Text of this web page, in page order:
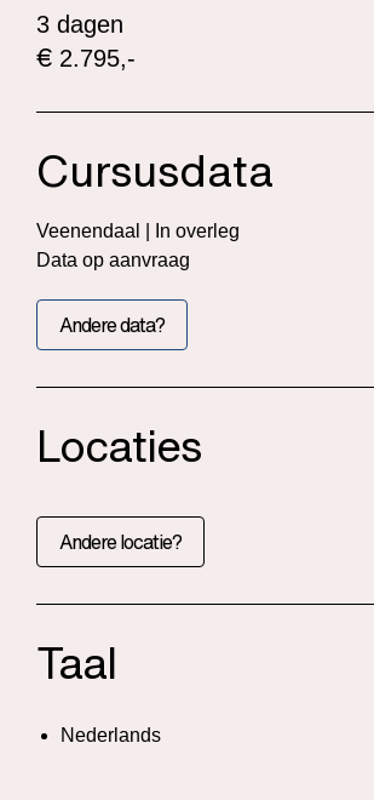
3 dagen
€ 2.795,-
Cursusdata
Veenendaal | In overleg
Data op aanvraag
Andere data?
Locaties
Andere locatie?
Taal
Nederlands